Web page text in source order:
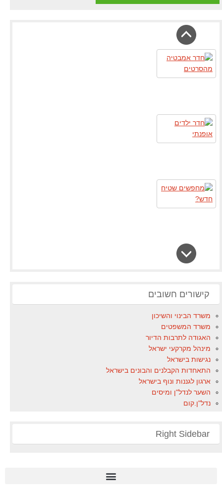
קישורים חשובים
משרד הבינוי והשיכון
משרד המשפטים
האגודה לתרבות הדיור
מינהל מקרקעי ישראל
נגישות בישראל
התאחדות הקבלנים והבונים בישראל
ארגון לגננות ונוף בישראל
השער לנדל"ן ומיסים
נדל"ן.קום
Right Sidebar